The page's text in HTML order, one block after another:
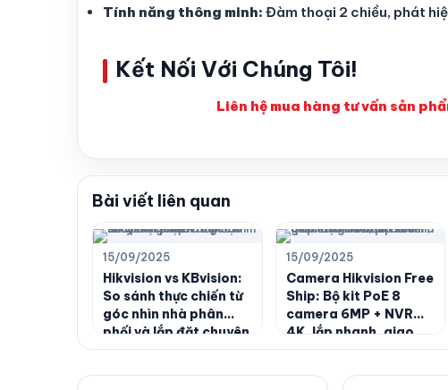
Tính năng thông minh: Đàm thoại 2 chiều, phát
Kết Nối Với Chúng Tôi!
Liên hệ mua hàng tư vấn sản
Bài viết liên quan
15/09/2025
Hikvision vs KBvision:
So sánh thực chiến từ
góc nhìn nhà phân
phối và lắp đặt chuyên
nghiệp
15/09/2025
Camera Hikvision Free
Ship: Bộ kit PoE 8
camera 6MP + NVR
4K, lắp nhanh, giao
hàng miễn phí toàn